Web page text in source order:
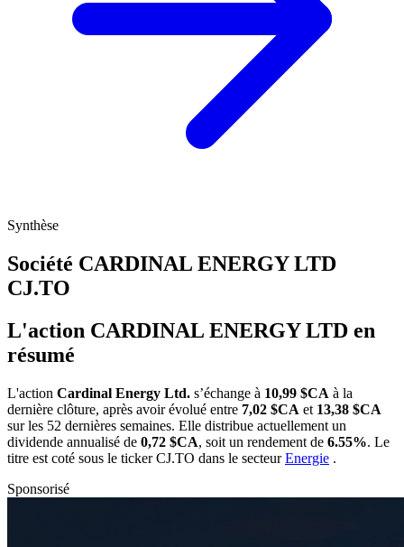
Synthèse
Société CARDINAL ENERGY LTD
CJ.TO
L'action CARDINAL ENERGY LTD en
résumé
L'action Cardinal Energy Ltd. s’échange à 10,99 $CA à la
dernière clôture, après avoir évolué entre 7,02 $CA et 13,38 $CA
sur les 52 dernières semaines. Elle distribue actuellement un
dividende annualisé de 0,72 $CA, soit un rendement de 6.55%. Le
titre est coté sous le tickerCJ.TO dans le secteurEnergie .
Sponsorisé